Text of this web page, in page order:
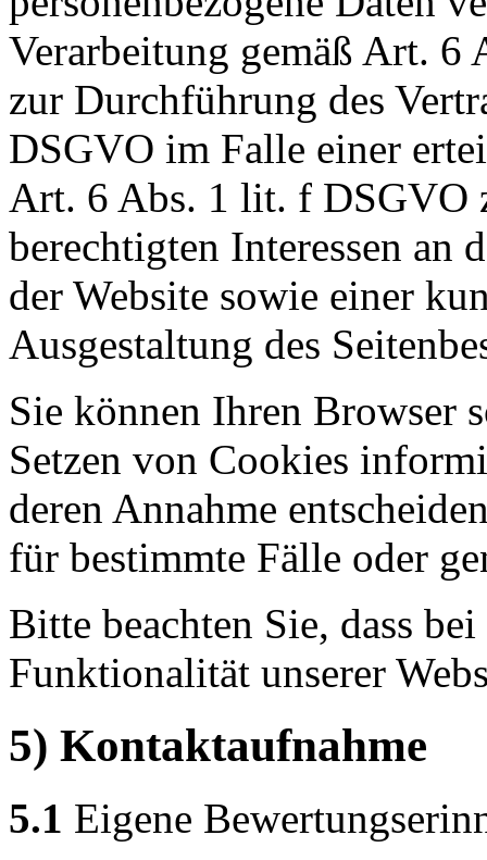
Verarbeitung gemäß Art.
zur Durchführung des
DSGVO im Falle einer
Art. 6 Abs. 1 lit. f DSGVO
berechtigten Interessen an
der Website sowie einer
Ausgestaltung des
Sie können Ihren Browser
Setzen von Cookies
deren Annahme
für bestimmte Fälle oder
Bitte beachten Sie, dass
Funktionalität unserer
5) Kontaktaufnahme
5.1 Eigene